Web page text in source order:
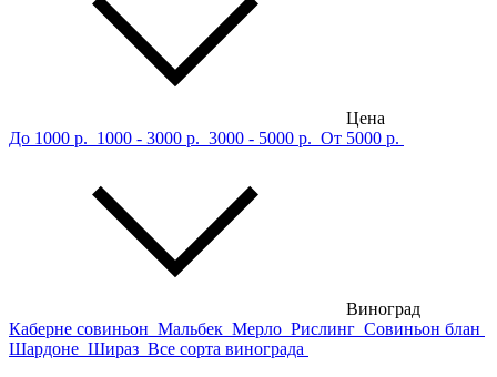
Цена
До 1000 р. 1000 - 3000 р. 3000 - 5000 р. От 5000 р.
Виноград
Каберне совиньон Мальбек Мерло Рислинг Совиньон блан
Шардоне Шираз Все сорта винограда